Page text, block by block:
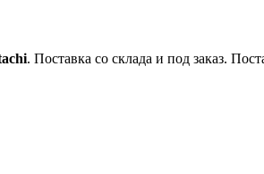
. Поставка со склада и под заказ.